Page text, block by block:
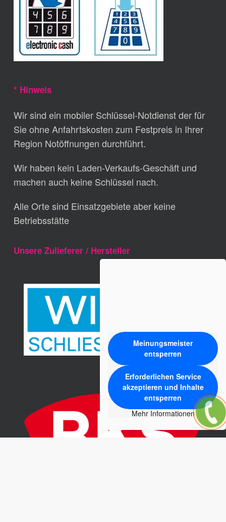
* Hinweis
Wir sind ein mobiler Schlüssel-Notdienst der für
Sie ohne Anfahrtskosten zum Festpreis in Ihrer
Region Notöffnungen durchführt.
Wir haben kein Laden-Verkaufs-Geschäft und
machen auch keine Schlüssel nach.
Alle Orte sind Einsatzgebiete aber keine
Betriebsstätte
Unsere Zulieferer / Hersteller
Meinungsmeister
entsperren
Erforderlichen Service
akzeptieren und Inhalte
entsperren
Mehr Informationen